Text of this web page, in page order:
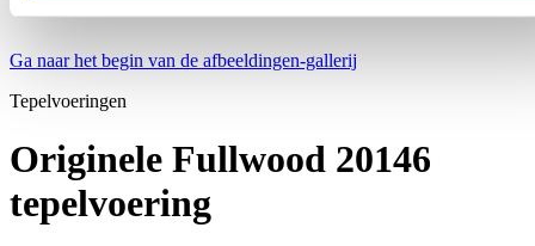
Ga naar het begin van de afbeeldingen-gallerij
Tepelvoeringen
Originele Fullwood 20146
tepelvoering